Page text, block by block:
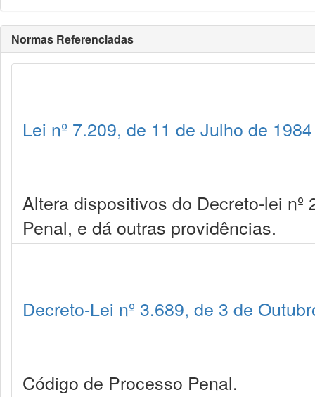
Normas Referenciadas
Lei nº 7.209, de 11 de Julho de 1984
Altera dispositivos do Decreto-lei
Penal, e dá outras providências.
Decreto-Lei nº 3.689, de 3 de
Código de Processo Penal.